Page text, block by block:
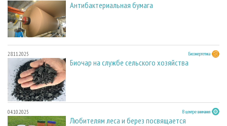
Антибактериальная бумага
28.11.2025 Биоэнергетика
Биочар на службе сельского хозяйства
04.10.2025 В центре внимания
Любителям леса и берез посвящается